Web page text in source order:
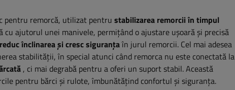
pentru remorcă, utilizat pentru stabilizarea remorcii în timpul
cu ajutorul unei manivele, permițând o ajustare ușoară și precisă
înclinarea și cresc siguranțaîn jurul remorcii. Cel mai adesea
stabilității, în special atunci când remorca nu este conectată la
, ci mai degrabă pentru a oferi un suport stabil. Această
pentru bărci și rulote, îmbunătățind confortul și siguranța.